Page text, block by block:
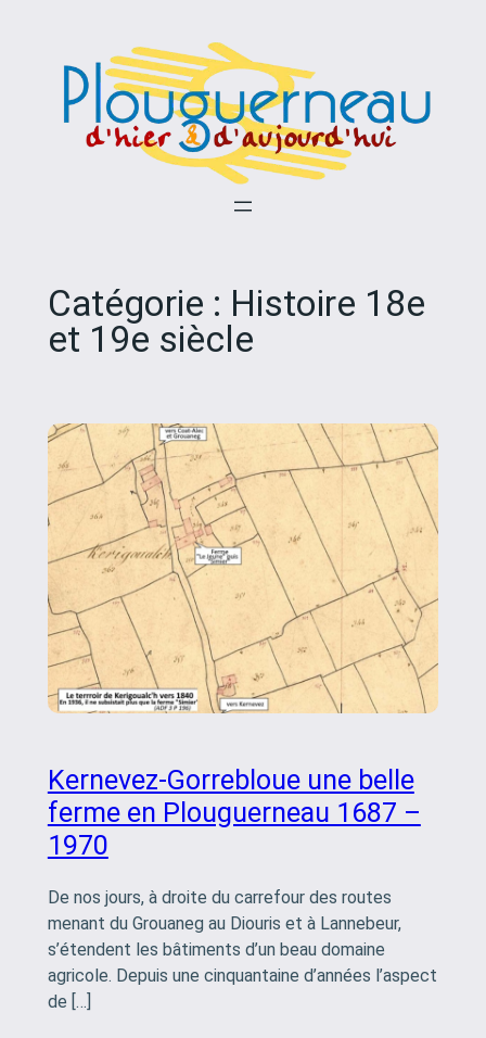
Catégorie : Histoire 18e
et 19e siècle
Kernevez-Gorrebloue une belle
ferme en Plouguerneau 1687 –
1970
De nos jours, à droite du carrefour des routes
menant du Grouaneg au Diouris et à Lannebeur,
s’étendent les bâtiments d’un beau domaine
agricole. Depuis une cinquantaine d’années l’aspect
de […]